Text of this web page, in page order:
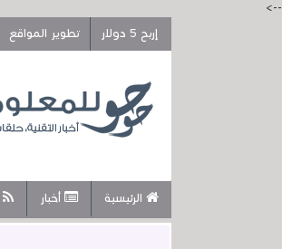
-->
إربح 5 دولار
تطوير المواقع
الرئيسية أخبار